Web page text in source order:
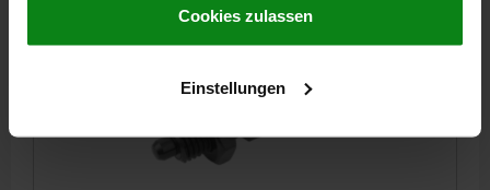
Datenschutz|AGB
Cookies zulassen
Einstellungen